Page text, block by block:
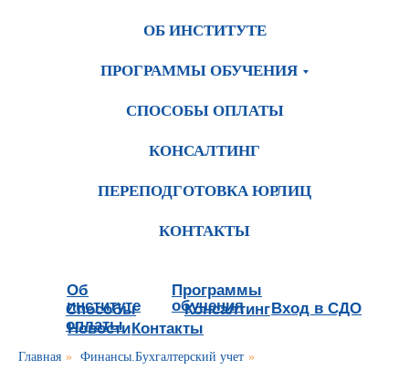
ОБ ИНСТИТУТЕ
ПРОГРАММЫ ОБУЧЕНИЯ
СПОСОБЫ ОПЛАТЫ
КОНСАЛТИНГ
ПЕРЕПОДГОТОВКА ЮРЛИЦ
КОНТАКТЫ
Об
институте
Программы
обучения
Способы
оплаты
Консалтинг
Новости
Вход в СДО
Контакты
Главная » Финансы.Бухгалтерский учет »